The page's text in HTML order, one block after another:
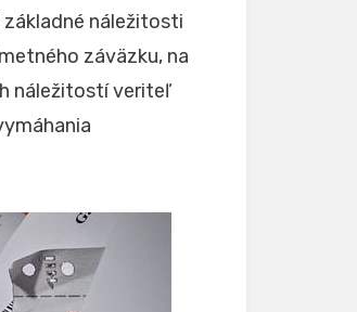
náležitosti
záväzku, na
náležitostí veriteľ